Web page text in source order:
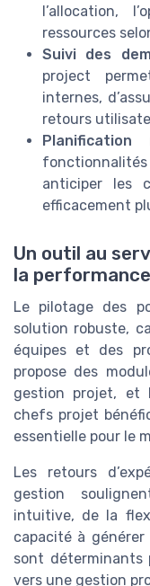
l’allocation,
ressources
Suivi des
project
internes,
retours
Planification
anticiper les
efficacement
Un outil au
la performance
Le pilotage des
solution robuste,
équipes et des
propose des
gestion projet, et
chefs projet
essentielle pour le
Les retours
gestion
intuitive, de la
capacité à générer
sont déterminants
vers une gestion